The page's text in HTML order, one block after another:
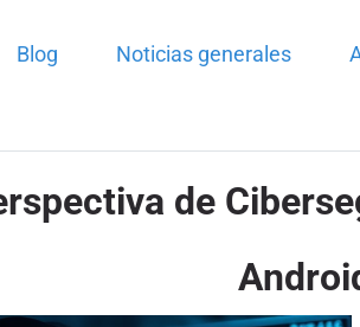
Blog Noticias generales
de